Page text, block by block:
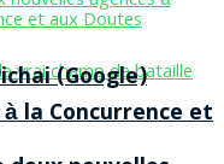
(Google)
la Concurrence et